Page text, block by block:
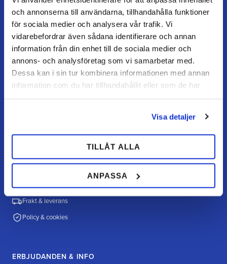
och annonserna till användarna, tillhandahålla funktioner
för sociala medier och analysera vår trafik. Vi
vidarebefordrar även sådana identifierare och annan
information från din enhet till de sociala medier och
annons- och analysföretag som vi samarbetar med.
Dessa kan i sin tur kombinera informationen med annan
information som du har tillhandahållit eller som de har
Visa detaljer
TILLÅT ALLA
ANPASSA
KUNDSERVICE
Kundtjänst
Mina sidor
Retur / ångra köp
HANDLA HOS OSS
Frakt & leverans
Policy & cookies
ERBJUDANDEN & INFO